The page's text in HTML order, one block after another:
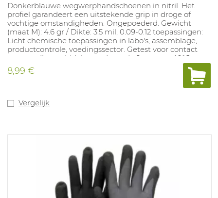
Donkerblauwe wegwerphandschoenen in nitril. Het
profiel garandeert een uitstekende grip in droge of
vochtige omstandigheden. Ongepoederd. Gewicht
(maat M): 4.6 gr / Dikte: 3.5 mil, 0.09-0.12 toepassingen:
Licht chemische toepassingen in labo's, assemblage,
productcontrole, voedingssector. Getest voor contact
met voedingsmiddelen gedurende 2 uur aan 40°C
(10/2011). Beschikbare maten: S-XXL. In
overeenstemming met: EN 374-1 Type B (JKT) en EN374-
8,99 €
Vergelijk